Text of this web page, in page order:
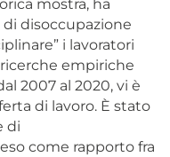
mostra, ha
disoccupazione
i lavoratori
empiriche
2007 al 2020, vi è
di lavoro. È stato
di
come rapporto fra